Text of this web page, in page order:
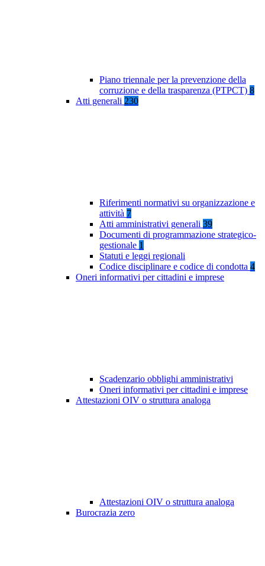
Piano triennale per la prevenzione della
corruzione e della trasparenza (PTPCT) 8
Atti generali 230
Riferimenti normativi su organizzazione e
attività 7
Atti amministrativi generali 39
Documenti di programmazione strategico-
gestionale 1
Statuti e leggi regionali
Codice disciplinare e codice di condotta 4
Oneri informativi per cittadini e imprese
Scadenzario obblighi amministrativi
Oneri informativi per cittadini e imprese
Attestazioni OIV o struttura analoga
Attestazioni OIV o struttura analoga
Burocrazia zero